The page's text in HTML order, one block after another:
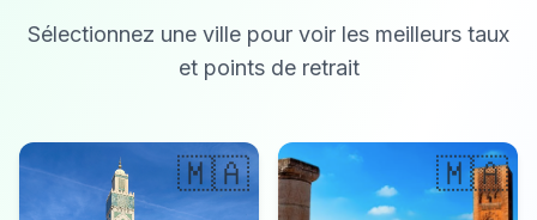
Sélectionnez une ville pour voir les meilleurs taux
et points de retrait
🇲🇦 🇲🇦